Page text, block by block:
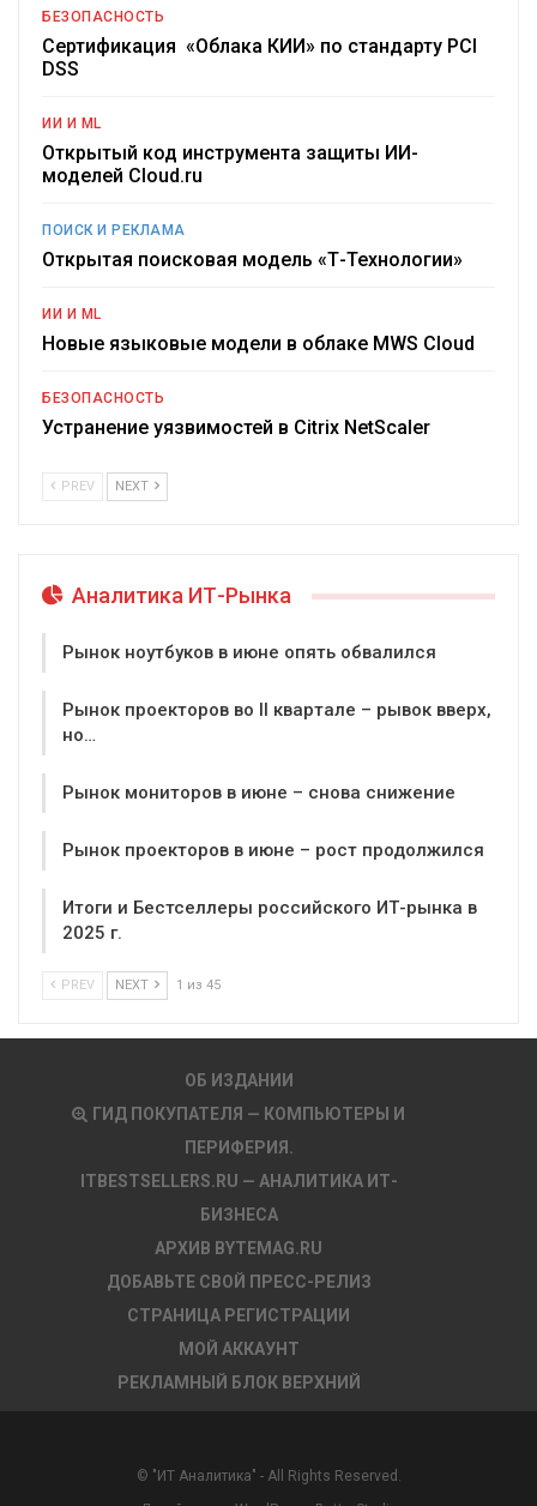
БЕЗОПАСНОСТЬ
Сертификация «Облака КИИ» по стандарту PCI
DSS
ИИ И ML
Открытый код инструмента защиты ИИ-
моделей Cloud.ru
ПОИСК И РЕКЛАМА
Открытая поисковая модель «Т-Технологии»
ИИ И ML
Новые языковые модели в облаке MWS Cloud
БЕЗОПАСНОСТЬ
Устранение уязвимостей в Citrix NetScaler
PREV NEXT
Аналитика ИТ-Рынка
Рынок ноутбуков в июне опять обвалился
Рынок проекторов во II квартале – рывок вверх,
но…
Рынок мониторов в июне – снова снижение
Рынок проекторов в июне – рост продолжился
Итоги и Бестселлеры российского ИТ-рынка в
2025 г.
PREV NEXT 1 из 45
ОБ ИЗДАНИИ
ГИД ПОКУПАТЕЛЯ — КОМПЬЮТЕРЫ И
ПЕРИФЕРИЯ.
ITBESTSELLERS.RU — АНАЛИТИКА ИТ-
БИЗНЕСА
АРХИВ BYTEMAG.RU
ДОБАВЬТЕ СВОЙ ПРЕСС-РЕЛИЗ
СТРАНИЦА РЕГИСТРАЦИИ
МОЙ АККАУНТ
РЕКЛАМНЫЙ БЛОК ВЕРХНИЙ
© "ИТ Аналитика" - All Rights Reserved.